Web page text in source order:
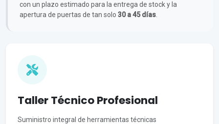
con un plazo estimado para la entrega de stock y la
apertura de puertas de tan solo 30 a 45 días
Taller Técnico Profesional
Suministro integral de herramientas técnicas